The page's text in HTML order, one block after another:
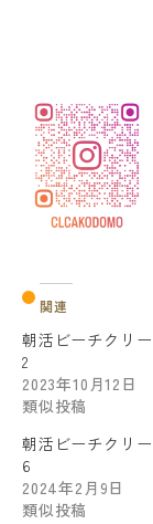
関連
朝活ビーチクリ
2
2023年10月12日
類似投稿
朝活ビーチクリ
6
2024年2月9日
類似投稿